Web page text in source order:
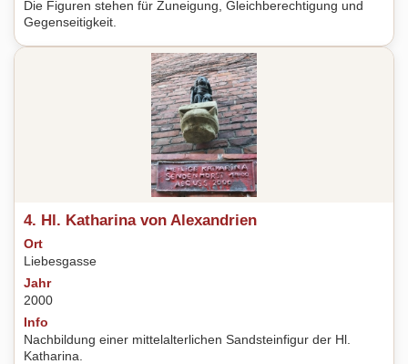
Die Figuren stehen für Zuneigung, Gleichberechtigung und
Gegenseitigkeit.
4. Hl. Katharina von Alexandrien
Ort
Liebesgasse
Jahr
2000
Info
Nachbildung einer mittelalterlichen Sandsteinfigur der Hl.
Katharina.